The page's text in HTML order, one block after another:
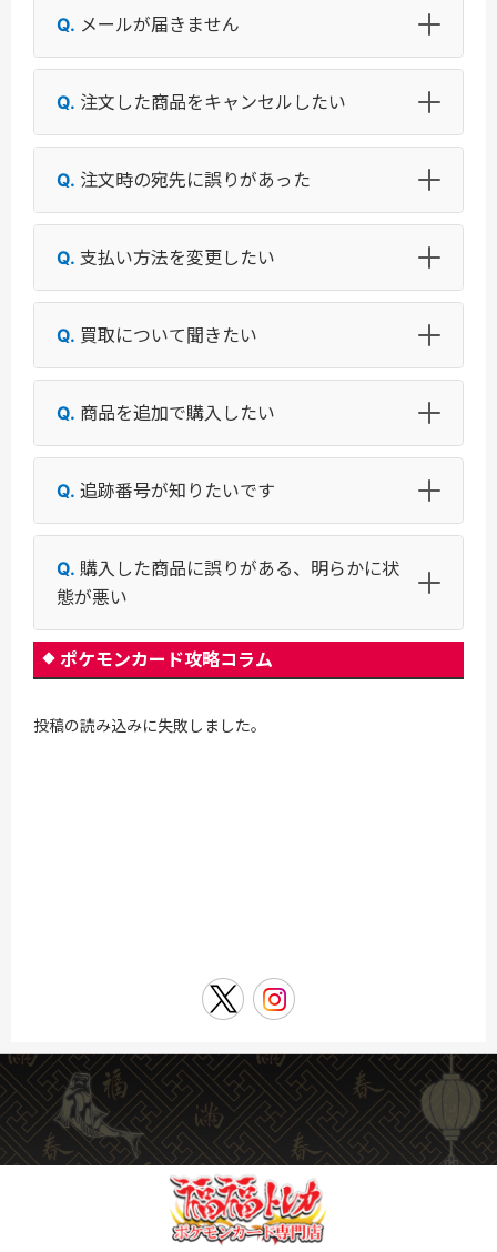
メールが届きません
注文した商品をキャンセルしたい
注文時の宛先に誤りがあった
支払い方法を変更したい
買取について聞きたい
商品を追加で購入したい
追跡番号が知りたいです
購入した商品に誤りがある、明らかに状
態が悪い
ポケモンカード攻略コラム
投稿の読み込みに失敗しました。